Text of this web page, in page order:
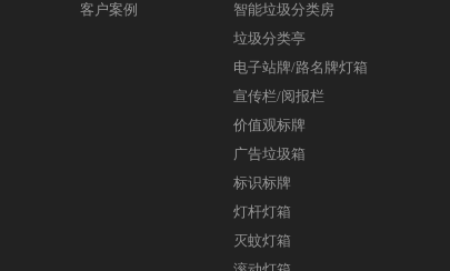
客户案例
智能垃圾分类房
垃圾分类亭
电子站牌/路名牌灯箱
宣传栏/阅报栏
价值观标牌
广告垃圾箱
标识标牌
灯杆灯箱
灭蚊灯箱